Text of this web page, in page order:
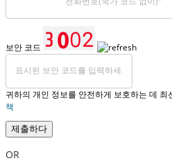
보안 코드
귀하의 개인 정보를 안전하게 보호하는 데 최
책
제출하다
OR